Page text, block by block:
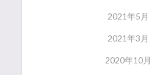
2021年5月
2021年3月
2020年10月